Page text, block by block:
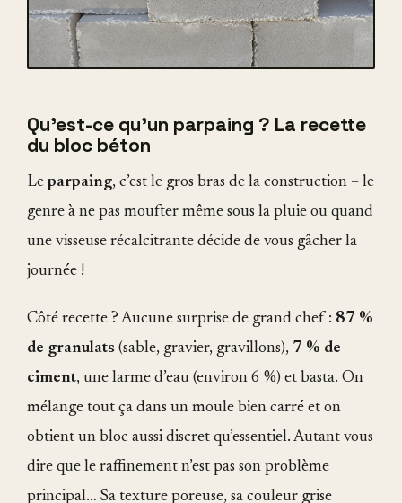
Qu'est-ce qu'un parpaing ? La recette
du bloc béton
Le parpaing, c’est le gros bras de la construction – le
genre à ne pas moufter même sous la pluie ou quand
une visseuse récalcitrante décide de vous gâcher la
journée !
Côté recette ? Aucune surprise de grand chef : 87 %
de granulats (sable, gravier, gravillons), 7 % de
ciment, une larme d’eau (environ 6 %) et basta. On
mélange tout ça dans un moule bien carré et on
obtient un bloc aussi discret qu’essentiel. Autant vous
dire que le raffinement n’est pas son problème
principal… Sa texture poreuse, sa couleur grise